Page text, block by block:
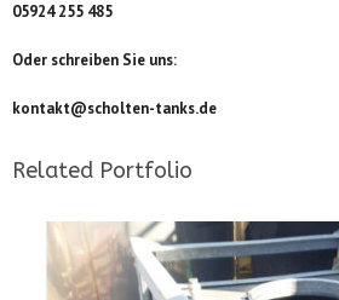
05924 255 485
Oder schreiben Sie uns:
kontakt@scholten-tanks.de
Related Portfolio